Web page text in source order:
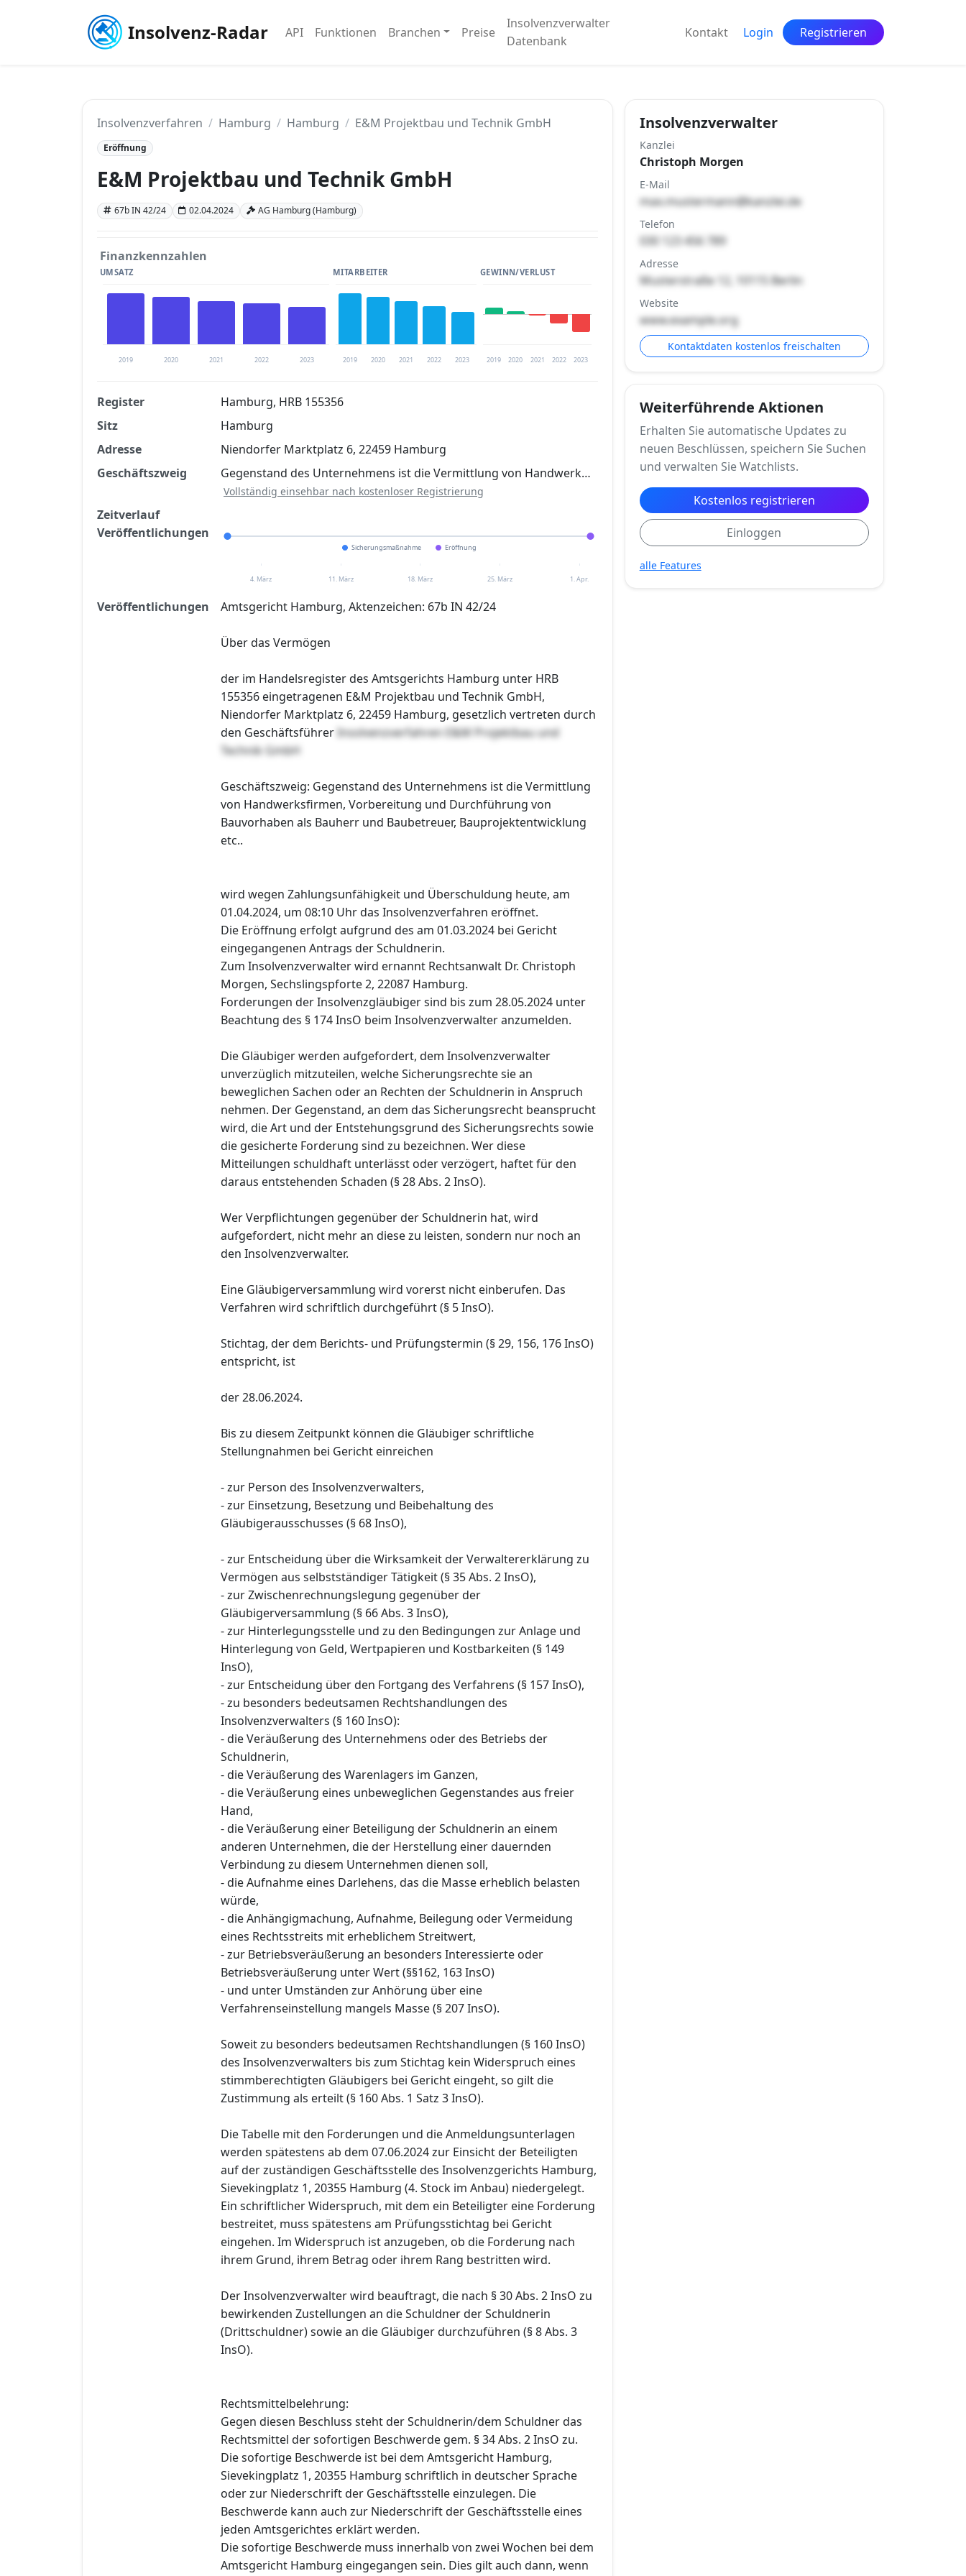
Insolvenz-Radar API Funktionen Branchen Preise
Insolvenzverwalter
Datenbank
Kontakt Login Registrieren
Insolvenzverfahren Hamburg Hamburg E&M Projektbau und Technik GmbH
Eröffnung
E&M Projektbau und Technik GmbH
67b IN 42/24 02.04.2024 AG Hamburg (Hamburg)
Finanzkennzahlen
UMSATZ
2019 2020 2021 2022 2023
MITARBEITER
2019 2020 2021 2022 2023
GEWINN/VERLUST
2019 2020 2021 2022 2023
Finanzkennzahlen nach kostenloser Registrierung verfügbar
Jetzt kostenlos registrieren
Register
Hamburg, HRB 155356
Sitz
Hamburg
Adresse
Niendorfer Marktplatz 6, 22459 Hamburg
Geschäftszweig
Gegenstand des Unternehmens ist die Vermittlung von Handwerk…
Vollständig einsehbar nach kostenloser Registrierung
Zeitverlauf
Veröffentlichungen
Sicherungsmaßnahme Eröffnung
4. März 11. März 18. März 25. März 1. Apr.
Veröffentlichungen Amtsgericht Hamburg, Aktenzeichen: 67b IN 42/24
Über das Vermögen
der im Handelsregister des Amtsgerichts Hamburg unter HRB
155356 eingetragenen E&M Projektbau und Technik GmbH,
Niendorfer Marktplatz 6, 22459 Hamburg, gesetzlich vertreten durch
den Geschäftsführer Insolvenzverfahren E&M Projektbau und
Technik GmbH
Geschäftszweig: Gegenstand des Unternehmens ist die Vermittlung
von Handwerksfirmen, Vorbereitung und Durchführung von
Bauvorhaben als Bauherr und Baubetreuer, Bauprojektentwicklung
etc..
wird wegen Zahlungsunfähigkeit und Überschuldung heute, am
01.04.2024, um 08:10 Uhr das Insolvenzverfahren eröffnet.
Die Eröffnung erfolgt aufgrund des am 01.03.2024 bei Gericht
eingegangenen Antrags der Schuldnerin.
Zum Insolvenzverwalter wird ernannt Rechtsanwalt Dr. Christoph
Morgen, Sechslingspforte 2, 22087 Hamburg.
Forderungen der Insolvenzgläubiger sind bis zum 28.05.2024 unter
Beachtung des § 174 InsO beim Insolvenzverwalter anzumelden.
Die Gläubiger werden aufgefordert, dem Insolvenzverwalter
unverzüglich mitzuteilen, welche Sicherungsrechte sie an
beweglichen Sachen oder an Rechten der Schuldnerin in Anspruch
nehmen. Der Gegenstand, an dem das Sicherungsrecht beansprucht
wird, die Art und der Entstehungsgrund des Sicherungsrechts sowie
die gesicherte Forderung sind zu bezeichnen. Wer diese
Mitteilungen schuldhaft unterlässt oder verzögert, haftet für den
daraus entstehenden Schaden (§ 28 Abs. 2 InsO).
Wer Verpflichtungen gegenüber der Schuldnerin hat, wird
aufgefordert, nicht mehr an diese zu leisten, sondern nur noch an
den Insolvenzverwalter.
Eine Gläubigerversammlung wird vorerst nicht einberufen. Das
Verfahren wird schriftlich durchgeführt (§ 5 InsO).
Stichtag, der dem Berichts- und Prüfungstermin (§ 29, 156, 176 InsO)
entspricht, ist
der 28.06.2024.
Bis zu diesem Zeitpunkt können die Gläubiger schriftliche
Stellungnahmen bei Gericht einreichen
- zur Person des Insolvenzverwalters,
- zur Einsetzung, Besetzung und Beibehaltung des
Gläubigerausschusses (§ 68 InsO),
- zur Entscheidung über die Wirksamkeit der Verwaltererklärung zu
Vermögen aus selbstständiger Tätigkeit (§ 35 Abs. 2 InsO),
- zur Zwischenrechnungslegung gegenüber der
Gläubigerversammlung (§ 66 Abs. 3 InsO),
- zur Hinterlegungsstelle und zu den Bedingungen zur Anlage und
Hinterlegung von Geld, Wertpapieren und Kostbarkeiten (§ 149
InsO),
- zur Entscheidung über den Fortgang des Verfahrens (§ 157 InsO),
- zu besonders bedeutsamen Rechtshandlungen des
Insolvenzverwalters (§ 160 InsO):
- die Veräußerung des Unternehmens oder des Betriebs der
Schuldnerin,
- die Veräußerung des Warenlagers im Ganzen,
- die Veräußerung eines unbeweglichen Gegenstandes aus freier
Hand,
- die Veräußerung einer Beteiligung der Schuldnerin an einem
anderen Unternehmen, die der Herstellung einer dauernden
Verbindung zu diesem Unternehmen dienen soll,
- die Aufnahme eines Darlehens, das die Masse erheblich belasten
würde,
- die Anhängigmachung, Aufnahme, Beilegung oder Vermeidung
eines Rechtsstreits mit erheblichem Streitwert,
- zur Betriebsveräußerung an besonders Interessierte oder
Betriebsveräußerung unter Wert (§§162, 163 InsO)
- und unter Umständen zur Anhörung über eine
Verfahrenseinstellung mangels Masse (§ 207 InsO).
Soweit zu besonders bedeutsamen Rechtshandlungen (§ 160 InsO)
des Insolvenzverwalters bis zum Stichtag kein Widerspruch eines
stimmberechtigten Gläubigers bei Gericht eingeht, so gilt die
Zustimmung als erteilt (§ 160 Abs. 1 Satz 3 InsO).
Die Tabelle mit den Forderungen und die Anmeldungsunterlagen
werden spätestens ab dem 07.06.2024 zur Einsicht der Beteiligten
auf der zuständigen Geschäftsstelle des Insolvenzgerichts Hamburg,
Sievekingplatz 1, 20355 Hamburg (4. Stock im Anbau) niedergelegt.
Ein schriftlicher Widerspruch, mit dem ein Beteiligter eine Forderung
bestreitet, muss spätestens am Prüfungsstichtag bei Gericht
eingehen. Im Widerspruch ist anzugeben, ob die Forderung nach
ihrem Grund, ihrem Betrag oder ihrem Rang bestritten wird.
Der Insolvenzverwalter wird beauftragt, die nach § 30 Abs. 2 InsO zu
bewirkenden Zustellungen an die Schuldner der Schuldnerin
(Drittschuldner) sowie an die Gläubiger durchzuführen (§ 8 Abs. 3
InsO).
Rechtsmittelbelehrung:
Gegen diesen Beschluss steht der Schuldnerin/dem Schuldner das
Rechtsmittel der sofortigen Beschwerde gem. § 34 Abs. 2 InsO zu.
Die sofortige Beschwerde ist bei dem Amtsgericht Hamburg,
Sievekingplatz 1, 20355 Hamburg schriftlich in deutscher Sprache
oder zur Niederschrift der Geschäftsstelle einzulegen. Die
Beschwerde kann auch zur Niederschrift der Geschäftsstelle eines
jeden Amtsgerichtes erklärt werden.
Die sofortige Beschwerde muss innerhalb von zwei Wochen bei dem
Amtsgericht Hamburg eingegangen sein. Dies gilt auch dann, wenn
Insolvenzverwalter
Kanzlei
Christoph Morgen
E-Mail
max.mustermann@kanzlei.de
Telefon
030 123 456 789
Adresse
Musterstraße 12, 10115 Berlin
Website
www.example.org
Kontaktdaten kostenlos freischalten
Weiterführende Aktionen
Erhalten Sie automatische Updates zu
neuen Beschlüssen, speichern Sie Suchen
und verwalten Sie Watchlists.
Kostenlos registrieren
Einloggen
alle Features